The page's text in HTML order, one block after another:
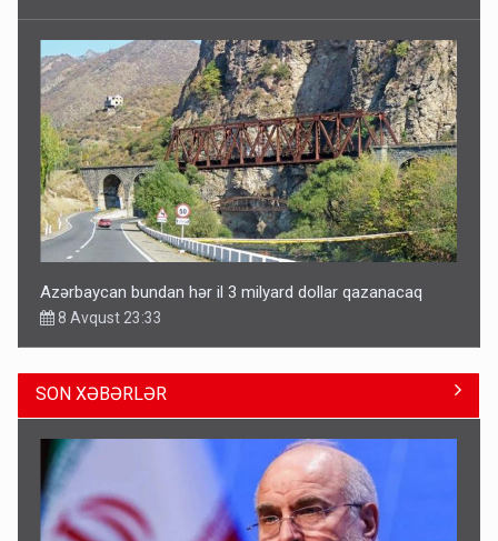
Azərbaycan bundan hər il 3 milyard dollar qazanacaq
8 Avqust 23:33
SON XƏBƏRLƏR